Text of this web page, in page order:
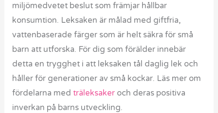
miljömedvetet beslut som främjar hållbar
konsumtion. Leksaken är målad med giftfria,
vattenbaserade färger som är helt säkra för små
barn att utforska. För dig som förälder innebär
detta en trygghet i att leksaken tål daglig lek och
håller för generationer av små kockar. Läs mer om
fördelarna medträleksaker och deras positiva
inverkan på barns utveckling.